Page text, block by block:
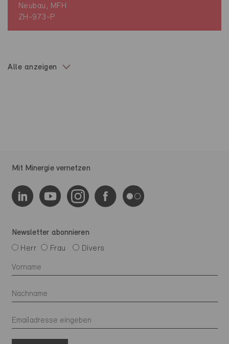
Neubau, MFH
ZH-973-P
Alle anzeigen
Mit Minergie vernetzen
Newsletter abonnieren
Herr
Frau Divers